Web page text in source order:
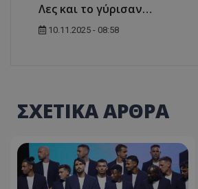
Λες και το γύρισαν…
10.11.2025 - 08:58
ΣΧΕΤΙΚΑ ΑΡΘΡΑ